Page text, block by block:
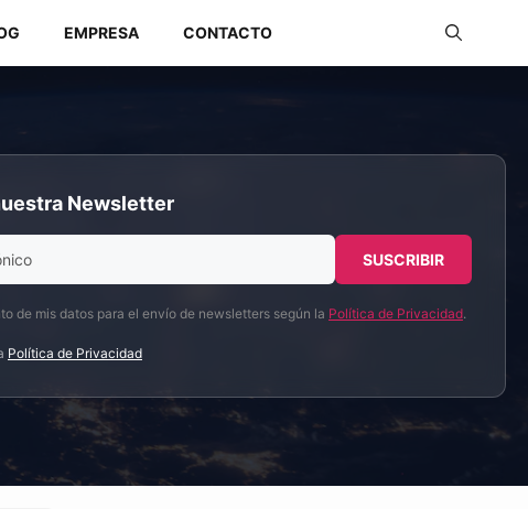
Redes Industriales
EMPRESA CONTACTO
Newsletter
de mis datos para el envío de newsletters según la Política de Privacidad.
Política de Privacidad